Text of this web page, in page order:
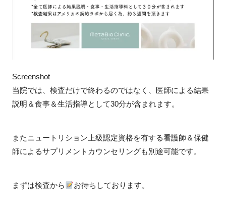
Screenshot
当院では、検査だけで終わるのではなく、医師による結果
説明＆食事＆生活指導として30分が含まれます。
またニュートリション上級認定資格を有する看護師＆保健
師によるサプリメントカウンセリングも別途可能です。
まずは検査から お待ちしております。